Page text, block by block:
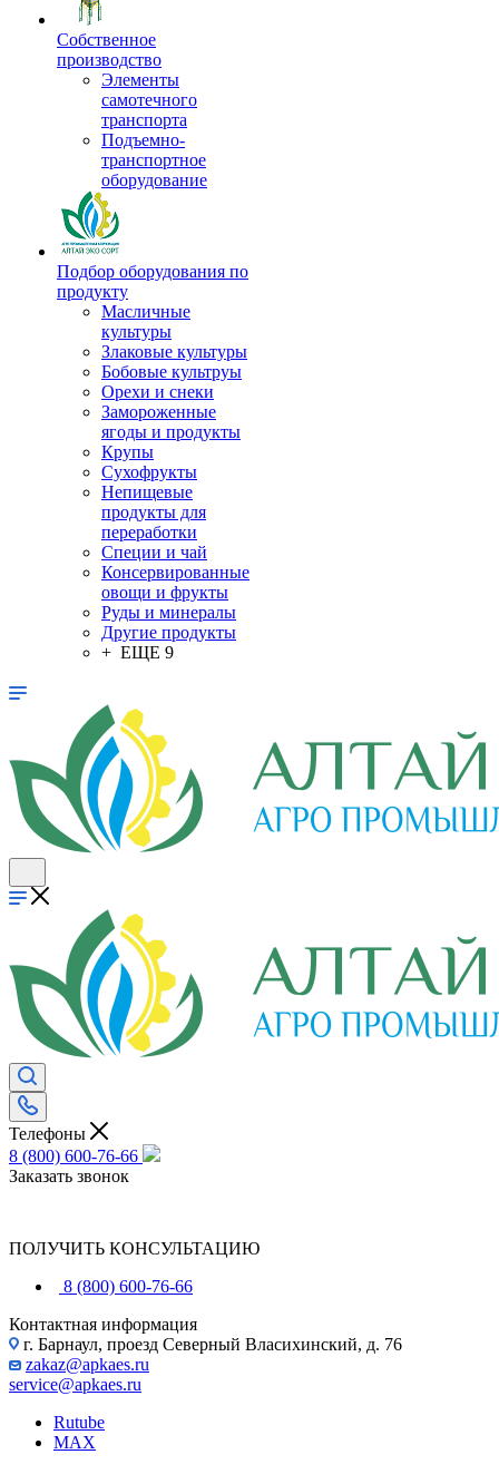
Собственное
производство
Элементы
самотечного
транспорта
Подъемно-
транспортное
оборудование
Подбор оборудования по
продукту
Масличные
культуры
Злаковые культуры
Бобовые культруы
Орехи и снеки
Замороженные
ягоды и продукты
Крупы
Сухофрукты
Непищевые
продукты для
переработки
Специи и чай
Консервированные
овощи и фрукты
Руды и минералы
Другие продукты
+ ЕЩЕ 9
Телефоны
8 (800) 600-76-66
Заказать звонок
ПОЛУЧИТЬ КОНСУЛЬТАЦИЮ
8 (800) 600-76-66
Контактная информация
г. Барнаул, проезд Северный Власихинский, д. 76
zakaz@apkaes.ru
service@apkaes.ru
Rutube
MAX